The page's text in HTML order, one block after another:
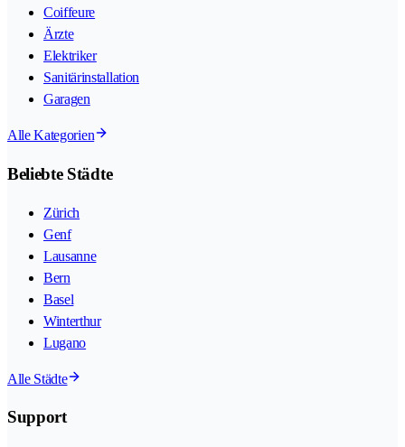
Coiffeure
Ärzte
Elektriker
Sanitärinstallation
Garagen
Alle Kategorien
Beliebte Städte
Zürich
Genf
Lausanne
Bern
Basel
Winterthur
Lugano
Alle Städte
Support